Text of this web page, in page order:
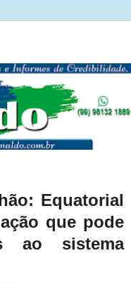
Equatorial
que pode
ao sistema